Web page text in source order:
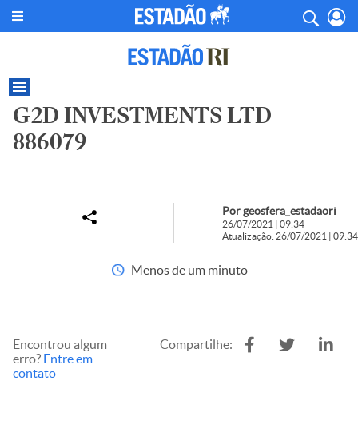
G2D INVESTMENTS LTD –
886079
Por geosfera_estadaori
26/07/2021 | 09:34
Atualização: 26/07/2021 | 09:34
Menos de um minuto
Encontrou algum
erro? Entre em
contato
Compartilhe: